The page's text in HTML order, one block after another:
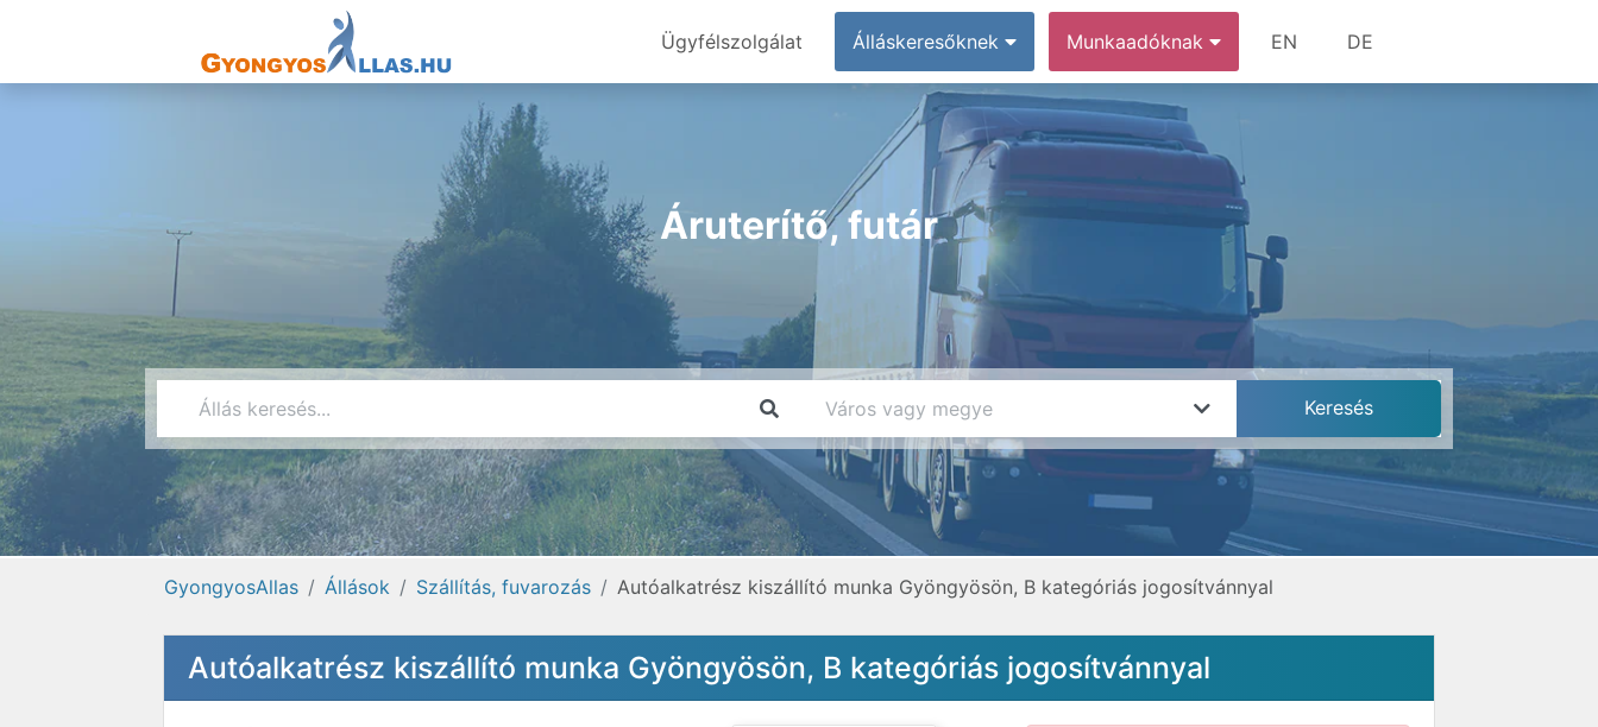
Ügyfélszolgálat Álláskeresőknek Munkaadóknak EN DE
Áruterítő, futár
GyongyosAllas Állások Szállítás, fuvarozás Autóalkatrész kiszállító munka Gyöngyösön, B kategóriás jogosítvánnyal
Autóalkatrész kiszállító munka Gyöngyösön, B kategóriás jogosítvánnyal